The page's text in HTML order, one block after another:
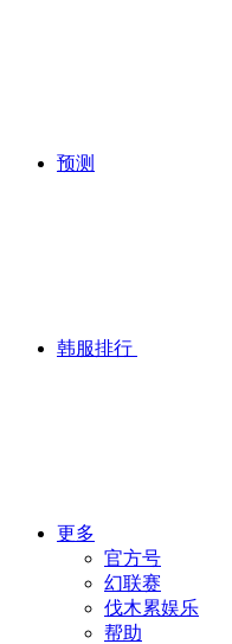
预测
韩服排行
更多
官方号
幻联赛
伐木累娱乐
帮助